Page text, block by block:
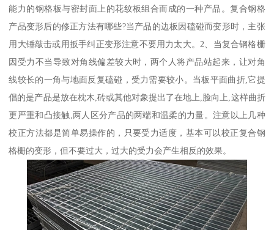
能力的钢格板与密封面上的花纹板组合而成的一种产品。复合钢格
产品变形后的修正方法有哪些?当产品的边板因磕碰而变形时，主张
用大锤敲击或用扳手纠正变形注意不要用力太大。2、当复合钢格栅
因受力不当导致对角线偏差较大时，两个人将产品站起来，让对角
线较长的一角与地面反复磕碰，受力需要较小。当板平面曲折,它提
倡的是产品是放在枕木,砖或其他对象提出了在地上,脸向上,这样曲折
更严重和凸接触,两人区分产品的两端和温柔的力量。注意以上几种
校正方法都是简单易操作的，只要受力适度，基本可以校正复合钢
格栅的变形，但不要过大，过大的受力会产生相反的效果。